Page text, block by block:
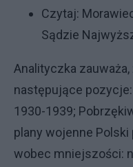
Czytaj:
Sądzie
Analityczka
następujące
1930-1939;
plany wojenne
wobec mniejszości: